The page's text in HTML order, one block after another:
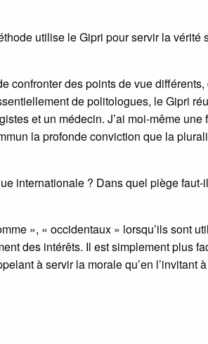
utilise le Gipri pour servir la vérité
confronter des points de vue différents,
de politologues, le Gipri
et un médecin. J’ai moi-même une
la profonde conviction que la
internationale ? Dans quel piège faut-
», « occidentaux » lorsqu’ils sont
des intérêts. Il est simplement plus
à servir la morale qu’en l’invitant